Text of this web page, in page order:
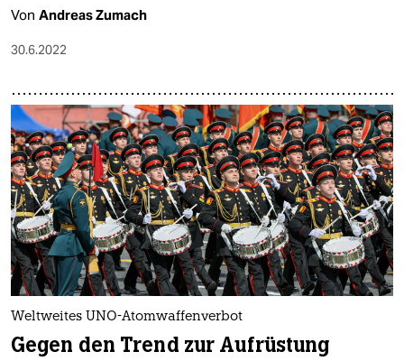
Von Andreas Zumach
30.6.2022
Weltweites UNO-Atomwaffenverbot
Gegen den Trend zur Aufrüstung